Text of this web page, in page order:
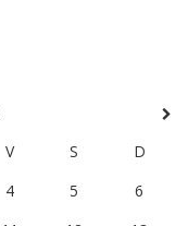
V S
D
4 5
6